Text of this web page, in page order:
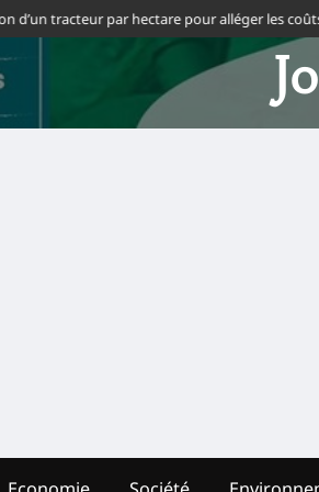
par hectare pour alléger les coûts de